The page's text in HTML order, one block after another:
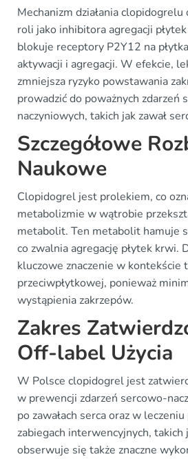
Mechanizm działania
roli jako inhibitora agregacji
blokuje receptory P2Y12 na
aktywacji i agregacji. W efekcie,
zmniejsza ryzyko powstawania
prowadzić do poważnych zdarzeń
naczyniowych, takich jak zawał
Szczegółowe
Naukowe
Clopidogrel jest prolekiem, co
metabolizmie w wątrobie
metabolit. Ten metabolit hamuje
co zwalnia agregację płytek krwi.
kluczowe znaczenie w kontekście
przeciwpłytkowej, ponieważ
wystąpienia zakrzepów.
Zakres
Off-label Użycia
W Polsce clopidogrel jest
w prewencji zdarzeń sercowo-
po zawałach serca oraz w
zabiegach interwencyjnych, takich
obserwuje się także znaczne